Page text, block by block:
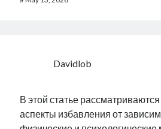
Davidlob
В этой статье
аспекты избавления от